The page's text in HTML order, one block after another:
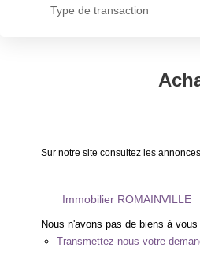
Type de transaction
Sur notre site consultez les
Immobilier ROMAINVILLE
Nous n'avons pas de biens à
Transmettez-nous votre